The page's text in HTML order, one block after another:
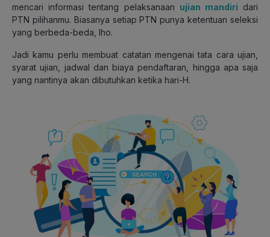
mencari informasi tentang pelaksanaan ujian mandiri dari
PTN pilihanmu. Biasanya setiap PTN punya ketentuan seleksi
yang berbeda-beda, lho.
Jadi kamu perlu membuat catatan mengenai tata cara ujian,
syarat ujian, jadwal dan biaya pendaftaran, hingga apa saja
yang nantinya akan dibutuhkan ketika hari-H.